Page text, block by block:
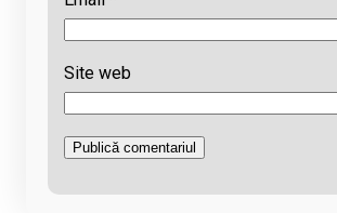
Site web